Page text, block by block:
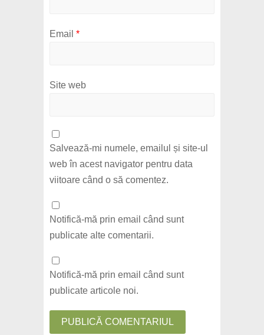
Email *
Site web
Salvează-mi numele, emailul și site-ul
web în acest navigator pentru data
viitoare când o să comentez.
Notifică-mă prin email când sunt
publicate alte comentarii.
Notifică-mă prin email când sunt
publicate articole noi.